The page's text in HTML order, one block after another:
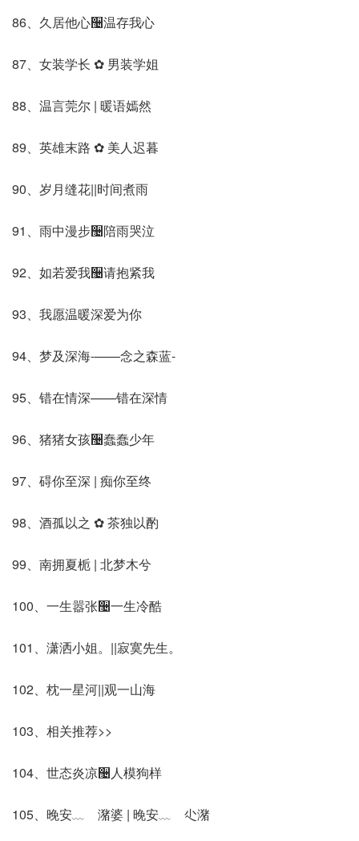
86、久居他心઴温存我心
87、女装学长 ✿ 男装学姐
88、温言莞尔 | 暖语嫣然
89、英雄末路 ✿ 美人迟暮
90、岁月缝花||时间煮雨
91、雨中漫步઴陪雨哭泣
92、如若爱我઴请抱紧我
93、我愿温暖深爱为你
94、梦及深海-——念之森蓝-
95、错在情深——错在深情
96、猪猪女孩઴蠢蠢少年
97、碍你至深 | 痴你至终
98、酒孤以之 ✿ 茶独以酌
99、南拥夏栀 | 北梦木兮
100、一生嚣张઴一生冷酷
101、潇洒小姐。||寂寞先生。
102、枕一星河||观一山海
103、相关推荐>>
104、世态炎凉઴人模狗样
105、晚安﹏ゞ潴婆 | 晚安﹏ゞ尐潴